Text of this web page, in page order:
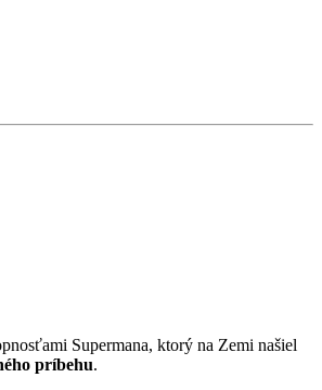
Supermana, ktorý na Zemi našiel
príbehu.